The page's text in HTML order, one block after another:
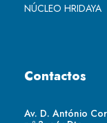
NÚCLEO HRIDAYA
Contactos
Av. D. António